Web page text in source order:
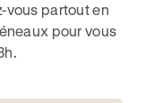
vous partout en
pour vous